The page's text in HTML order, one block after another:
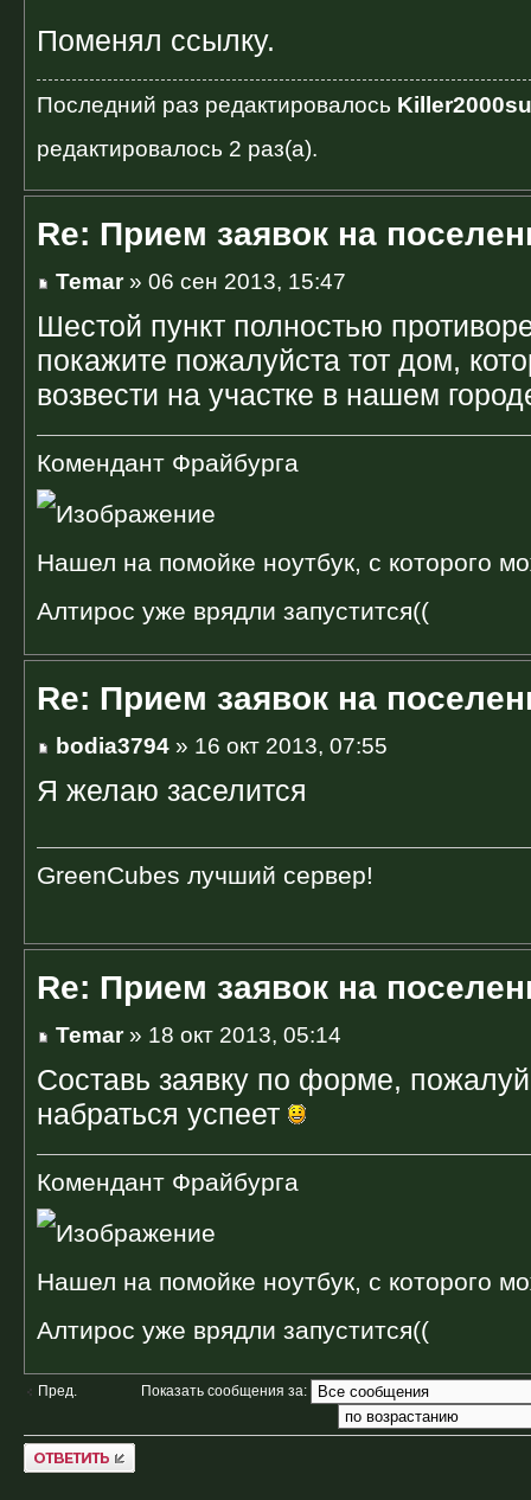
Поменял ссылку.
Последний раз редактировалось
редактировалось 2 раз(а).
Re: Прием заявок на
Temar» 06 сен 2013, 15:47
Шестой пункт полностью
покажите пожалуйста тот дом,
возвести на участке в нашем
Комендант Фрайбурга
Нашел на помойке ноутбук, с которого
Алтирос уже врядли запустится((
Re: Прием заявок на
bodia3794 » 16 окт 2013, 07:55
Я желаю заселится
GreenCubes лучший сервер!
Re: Прием заявок на
Temar» 18 окт 2013, 05:14
Составь заявку по форме,
набраться успеет
Комендант Фрайбурга
Нашел на помойке ноутбук, с которого
Алтирос уже врядли запустится((
Пред. Показать сообщения за:
Ответить